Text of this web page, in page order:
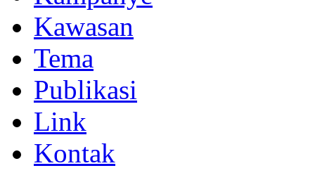
Kawasan
Tema
Publikasi
Link
Kontak